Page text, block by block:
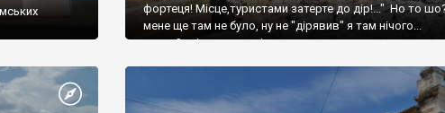
фортеця! Місце,туристами затерте до дір!..." Но то
мене ще там не було, ну не "дірявив" я там нічого...
принаймні до цього літа.